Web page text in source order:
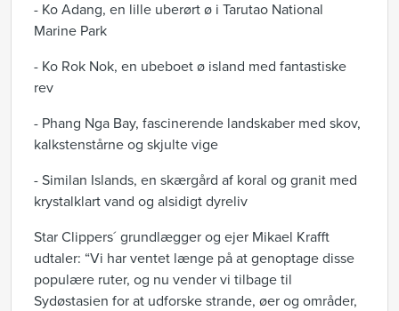
- Ko Adang, en lille uberørt ø i Tarutao National
Marine Park
- Ko Rok Nok, en ubeboet ø island med fantastiske
rev
- Phang Nga Bay, fascinerende landskaber med skov,
kalkstenstårne og skjulte vige
- Similan Islands, en skærgård af koral og granit med
krystalklart vand og alsidigt dyreliv
Star Clippers´ grundlægger og ejer Mikael Krafft
udtaler: “Vi har ventet længe på at genoptage disse
populære ruter, og nu vender vi tilbage til
Sydøstasien for at udforske strande, øer og områder,